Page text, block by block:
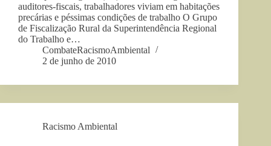
auditores-fiscais, trabalhadores viviam em habitações
precárias e péssimas condições de trabalho O Grupo
de Fiscalização Rural da Superintendência Regional
do Trabalho e…
CombateRacismoAmbiental
2 de junho de 2010
Racismo Ambiental